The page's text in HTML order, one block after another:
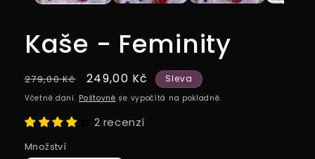
Kaše - Feminity
Běžná
cena
279,00 Kč
Výprodejová
cena
249,00 Kč Sleva
Včetně daní. Poštovné se vypočítá na pokladně.
2 recenzí
Množství